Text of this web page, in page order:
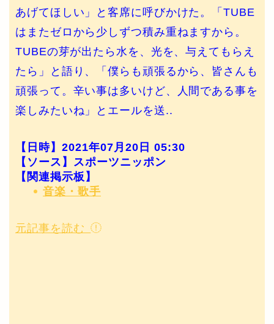
あげてほしい」と客席に呼びかけた。「TUBE
はまたゼロから少しずつ積み重ねますから。
TUBEの芽が出たら水を、光を、与えてもらえ
たら」と語り、「僕らも頑張るから、皆さんも
頑張って。辛い事は多いけど、人間である事を
楽しみたいね」とエールを送..
【日時】2021年07月20日 05:30
【ソース】スポーツニッポン
【関連掲示板】
音楽・歌手
元記事を読む